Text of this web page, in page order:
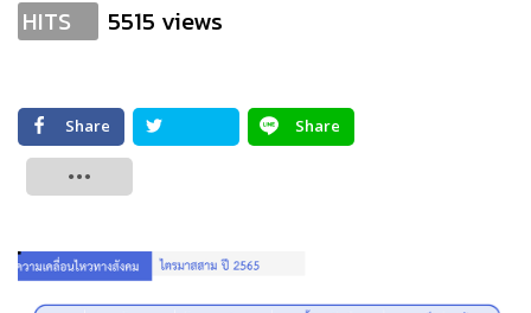
HITS 5515 views
Share
Share